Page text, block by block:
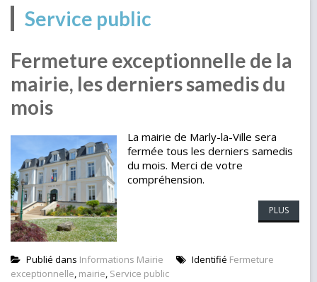
Service public
Fermeture exceptionnelle de la
mairie, les derniers samedis du
mois
La mairie de Marly-la-Ville sera
fermée tous les derniers samedis
du mois. Merci de votre
compréhension.
PLUS
Publié dans Informations Mairie Identifié Fermeture
exceptionnelle, mairie, Service public